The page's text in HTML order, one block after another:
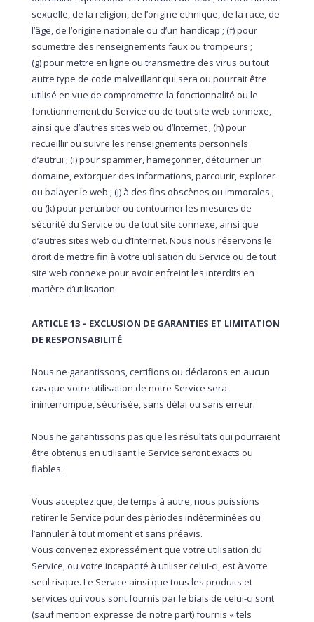
sexuelle, de la religion, de l’origine ethnique, de la race, de
l’âge, de l’origine nationale ou d’un handicap ; (f) pour
soumettre des renseignements faux ou trompeurs ;
(g) pour mettre en ligne ou transmettre des virus ou tout
autre type de code malveillant qui sera ou pourrait être
utilisé en vue de compromettre la fonctionnalité ou le
fonctionnement du Service ou de tout site web connexe,
ainsi que d’autres sites web ou d’Internet ; (h) pour
recueillir ou suivre les renseignements personnels
d’autrui ; (i) pour spammer, hameçonner, détourner un
domaine, extorquer des informations, parcourir, explorer
ou balayer le web ; (j) à des fins obscènes ou immorales ;
ou (k) pour perturber ou contourner les mesures de
sécurité du Service ou de tout site connexe, ainsi que
d’autres sites web ou d’Internet. Nous nous réservons le
droit de mettre fin à votre utilisation du Service ou de tout
site web connexe pour avoir enfreint les interdits en
matière d’utilisation.
ARTICLE 13 – EXCLUSION DE GARANTIES ET LIMITATION
DE RESPONSABILITÉ
Nous ne garantissons, certifions ou déclarons en aucun
cas que votre utilisation de notre Service sera
ininterrompue, sécurisée, sans délai ou sans erreur.
Nous ne garantissons pas que les résultats qui pourraient
être obtenus en utilisant le Service seront exacts ou
fiables.
Vous acceptez que, de temps à autre, nous puissions
retirer le Service pour des périodes indéterminées ou
l’annuler à tout moment et sans préavis.
Vous convenez expressément que votre utilisation du
Service, ou votre incapacité à utiliser celui-ci, est à votre
seul risque. Le Service ainsi que tous les produits et
services qui vous sont fournis par le biais de celui-ci sont
(sauf mention expresse de notre part) fournis « tels